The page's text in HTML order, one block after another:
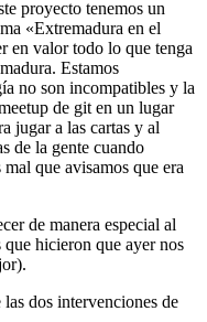
proyecto tenemos un
«Extremadura en el
en valor todo lo que tenga
Estamos
no son incompatibles y la
de git en un lugar
jugar a las cartas y al
de la gente cuando
que avisamos que era
de manera especial al
hicieron que ayer nos
dos intervenciones de